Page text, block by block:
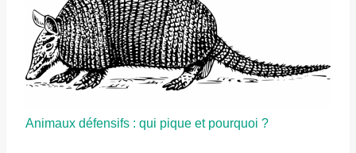
Animaux défensifs : qui pique et pourquoi ?